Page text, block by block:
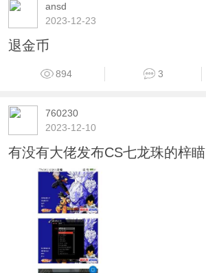
ansd
2023-12-23
退金币
894 3
760230
2023-12-10
有没有大佬发布CS七龙珠的梓瞄